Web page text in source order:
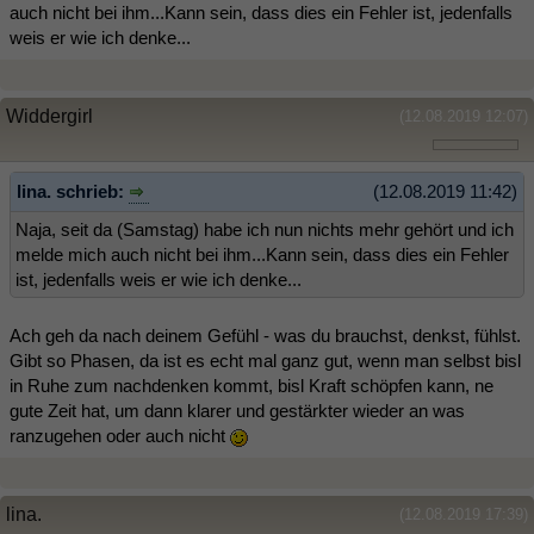
auch nicht bei ihm...Kann sein, dass dies ein Fehler ist, jedenfalls
weis er wie ich denke...
(12.08.2019 12:07)
Widdergirl
(12.08.2019 11:42)
lina. schrieb:
Naja, seit da (Samstag) habe ich nun nichts mehr gehört und ich
melde mich auch nicht bei ihm...Kann sein, dass dies ein Fehler
ist, jedenfalls weis er wie ich denke...
Ach geh da nach deinem Gefühl - was du brauchst, denkst, fühlst.
Gibt so Phasen, da ist es echt mal ganz gut, wenn man selbst bisl
in Ruhe zum nachdenken kommt, bisl Kraft schöpfen kann, ne
gute Zeit hat, um dann klarer und gestärkter wieder an was
ranzugehen oder auch nicht
(12.08.2019 17:39)
lina.